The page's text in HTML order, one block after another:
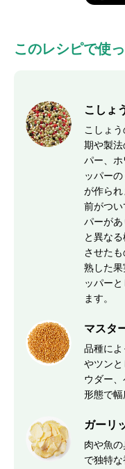
このレシピで使
こしょ
こしょ
期や製
パー、
ッパー
が作ら
前がつ
パーがあ
と異な
させた
熟した
ッパー
ます。
マスタ
品種に
やツン
ウダー
形態で幅
ガーリ
肉や魚
で独特